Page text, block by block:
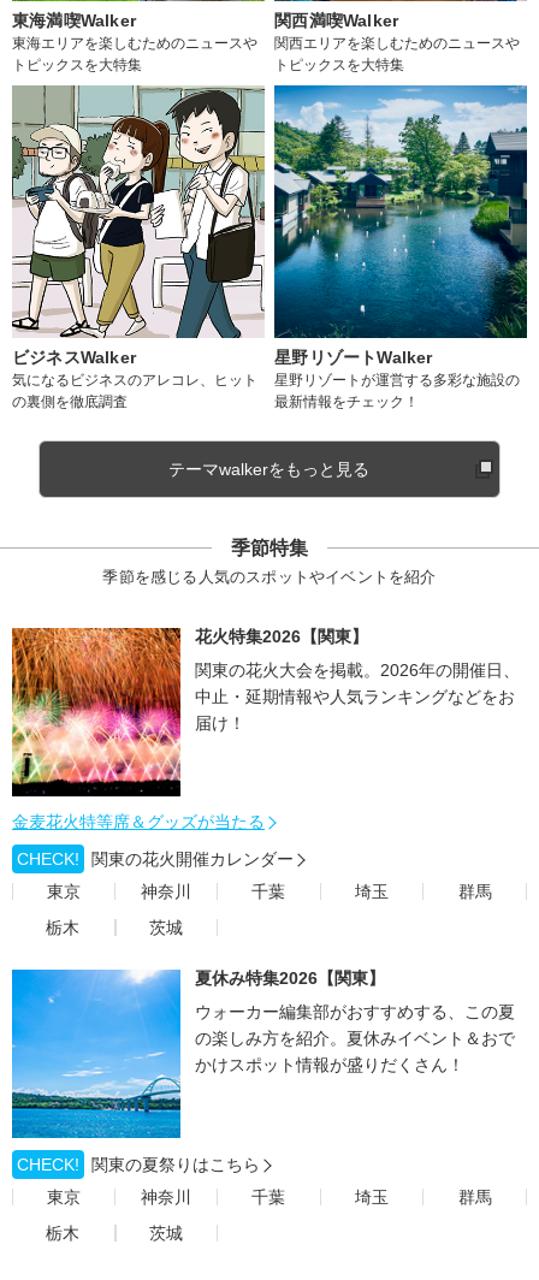
東海満喫Walker
東海エリアを楽しむためのニュースや
トピックスを大特集
関西満喫Walker
関西エリアを楽しむためのニュースや
トピックスを大特集
ビジネスWalker
気になるビジネスのアレコレ、ヒット
の裏側を徹底調査
星野リゾートWalker
星野リゾートが運営する多彩な施設の
最新情報をチェック！
テーマwalkerをもっと見る
季節特集
季節を感じる人気のスポットやイベントを紹介
花火特集2026【関東】
関東の花火大会を掲載。2026年の開催日、
中止・延期情報や人気ランキングなどをお
届け！
金麦花火特等席＆グッズが当たる
CHECK!
関東の花火開催カレンダー
東京
神奈川 千葉 埼玉
群馬
栃木
茨城
夏休み特集2026【関東】
ウォーカー編集部がおすすめする、この夏
の楽しみ方を紹介。夏休みイベント＆おで
かけスポット情報が盛りだくさん！
CHECK!
関東の夏祭りはこちら
東京
神奈川 千葉 埼玉
群馬
栃木
茨城